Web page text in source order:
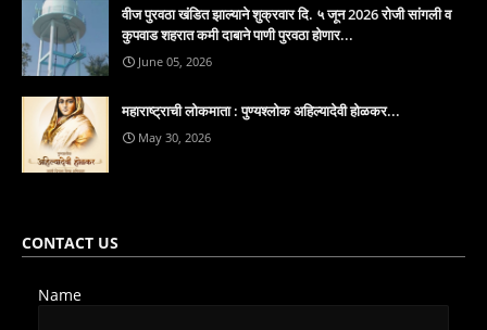
वीज पुरवठा खंडित झाल्याने शुक्रवार दि. ५ जून 2026 रोजी सांगली व
कुपवाड शहरात कमी दाबाने पाणी पुरवठा होणार...
June 05, 2026
महाराष्ट्राची लोकमाता : पुण्यश्लोक अहिल्यादेवी होळकर...
May 30, 2026
CONTACT US
Name